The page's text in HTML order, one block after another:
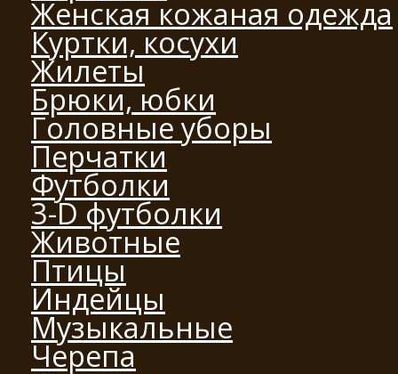
Женская кожаная одежда
Куртки, косухи
Жилеты
Брюки, юбки
Головные уборы
Перчатки
Футболки
3-D футболки
Животные
Птицы
Индейцы
Музыкальные
Черепа